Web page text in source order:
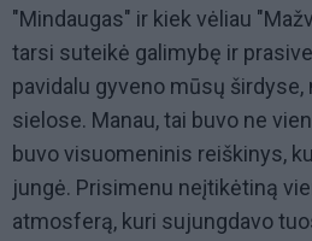
"Mindaugas" ir kiek vėliau
tarsi suteikė galimybę ir
pavidalu gyveno mūsų
sielose. Manau, tai buvo ne
buvo visuomeninis reiškinys,
jungė. Prisimenu neįtikėtiną
atmosferą, kuri sujungdavo